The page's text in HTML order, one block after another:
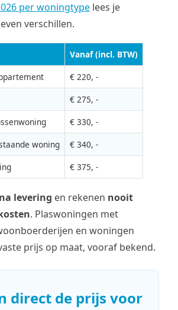
per woningtype lees je
verschillen.
Vanaf (incl. BTW)
€ 220, -
€ 275, -
€ 330, -
woning
€ 340, -
€ 375, -
na levering en rekenen nooit
. Plaswoningen met
en woningen
prijs op maat, vooraf bekend.
direct de prijs voor